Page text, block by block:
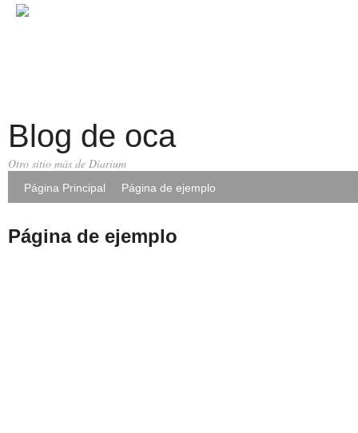
Blog de oca
Otro sitio más de Diarium
Página Principal Página de ejemplo
Página de ejemplo